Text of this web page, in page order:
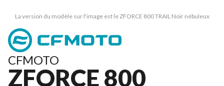
La version du modèle sur l'image est le ZFORCE 800 TRAIL Noir nébuleux
CFMOTO
ZFORCE 800